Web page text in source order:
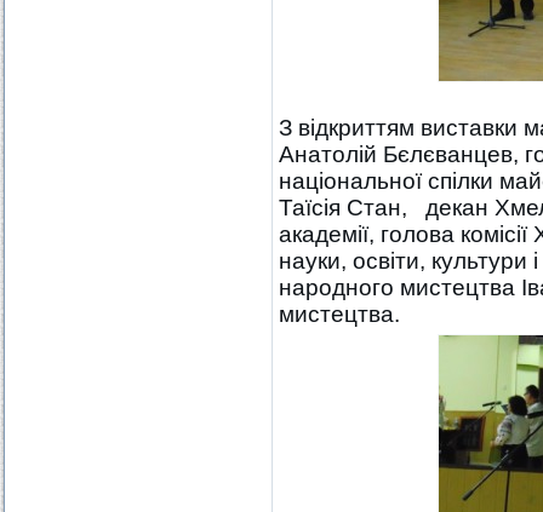
З відкриттям виставки
Анатолій Бєлєванцев,
національної спілки
Таїсія Стан, декан
академії, голова
науки, освіти,
народного мистецтва
мистецтва.